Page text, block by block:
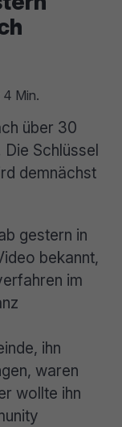
4 Min.
über 30
Schlüssel
demnächst
gestern in
bekannt,
im
ihn
waren
wollte ihn